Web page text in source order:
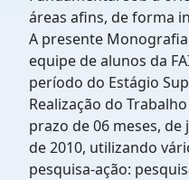
áreas afins, de forma
A presente
equipe de alunos da
período do Estágio
Realização do
prazo de 06 meses,
de 2010, utilizando
pesquisa-ação: